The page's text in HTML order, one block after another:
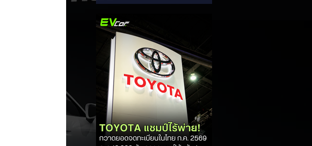
6 เดือนแรก (ม.ค. - มิ.ย.) โตพุ่ง 67%
แตะ 16,920 คัน พร้อมส่งสัญญาณ
ปรับเป้าหมายยอดขายรวมปีนี้เพิ่มขึ้นเป็น
36,000 คัน จากเดิมตั้งไว้ 30,000
คัน โดยพร้อมเร่งส่งมอบรถค้างสต็อก
(Back Order) ทั้งหมดในระยะเวลาอัน
สั้น - ปรับเป้าเติบโต & เคลียร์ Back
Order: ยอดขายครึ่งปีแรกที่เติบโตสูง
ถึง 67% ประกอบกับการแก้ไขปัญหา
การนำเข้าชิ้นส่วนจากสถานการณ์
ตึงเครียดในตะว